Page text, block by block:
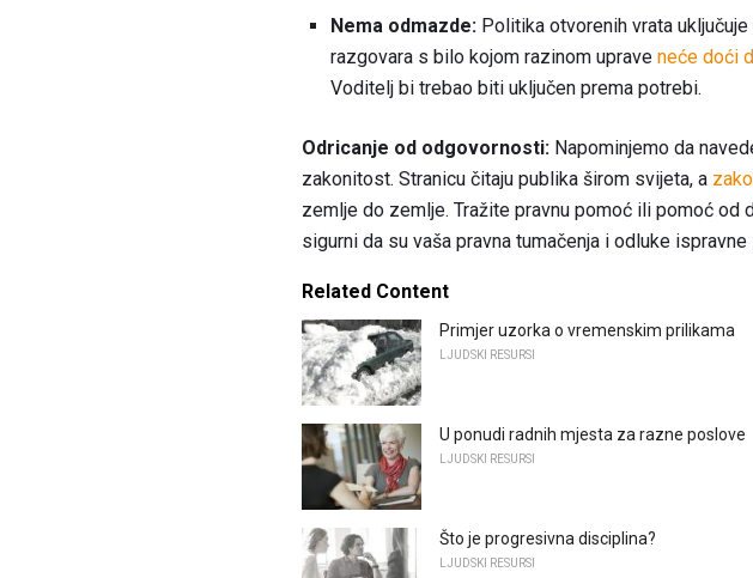
Nema odmazde: Politika otvorenih vrata
razgovara s bilo kojom razinom uprave neće doći
Voditelj bi trebao biti uključen prema potrebi.
Odricanje od odgovornosti: Napominjemo da
zakonitost. Stranicu čitaju publika širom svijeta, a
zemlje do zemlje. Tražite pravnu pomoć ili pomoć
sigurni da su vaša pravna tumačenja i odluke
Related Content
Primjer uzorka o vremenskim prilikama
LJUDSKI RESURSI
U ponudi radnih mjesta za razne poslove
LJUDSKI RESURSI
Što je progresivna disciplina?
LJUDSKI RESURSI